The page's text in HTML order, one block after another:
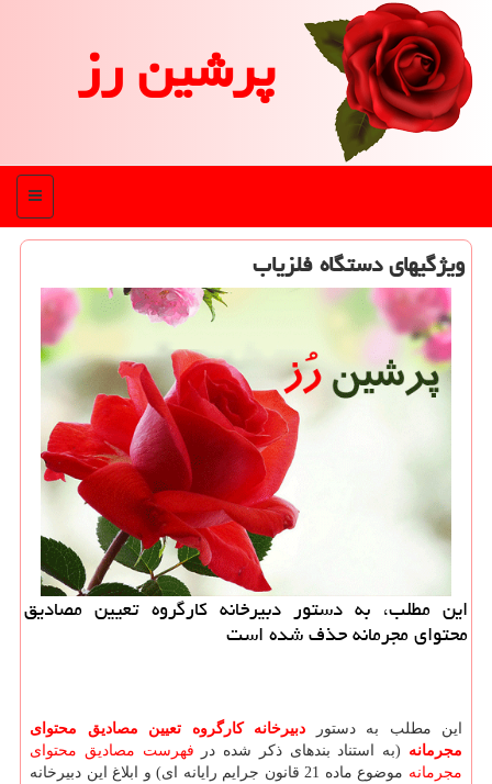
پرشین رز
منو
ویژگیهای دستگاه فلزیاب
این مطلب، به دستور دبیرخانه كارگروه تعیین مصادیق
محتوای مجرمانه حذف شده است
این مطلب به دستور دبیرخانه كارگروه تعیین مصادیق محتوای
مجرمانه (به استناد بندهای ذکر شده در فهرست مصادیق محتوای
مجرمانه
موضوع ماده 21 قانون جرایم رایانه ای) و ابلاغ این دبیرخانه